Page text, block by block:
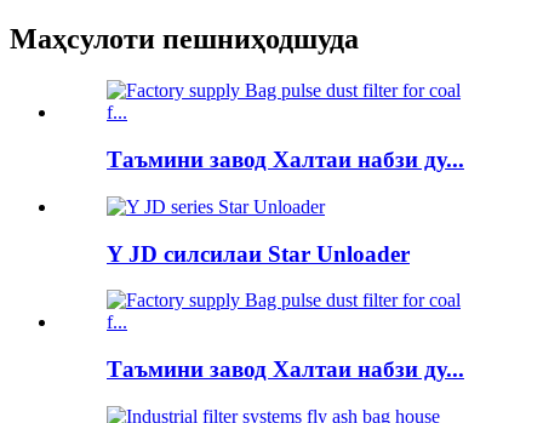
Маҳсулоти пешниҳодшуда
Таъмини завод Халтаи набзи ду...
Y JD силсилаи Star Unloader
Таъмини завод Халтаи набзи ду...